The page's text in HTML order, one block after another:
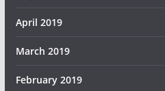
April 2019
March 2019
February 2019